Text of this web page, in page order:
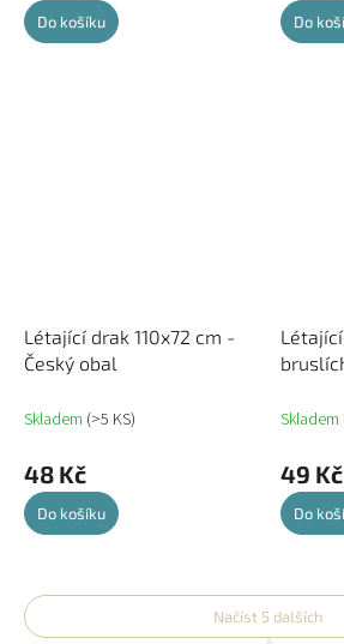
Do košíku Do
Létající drak 110x72 cm -
Český obal
Skladem (>5 KS)
48 Kč
Do košíku
Skladem
49 Kč
Do
Načíst 5 dalších